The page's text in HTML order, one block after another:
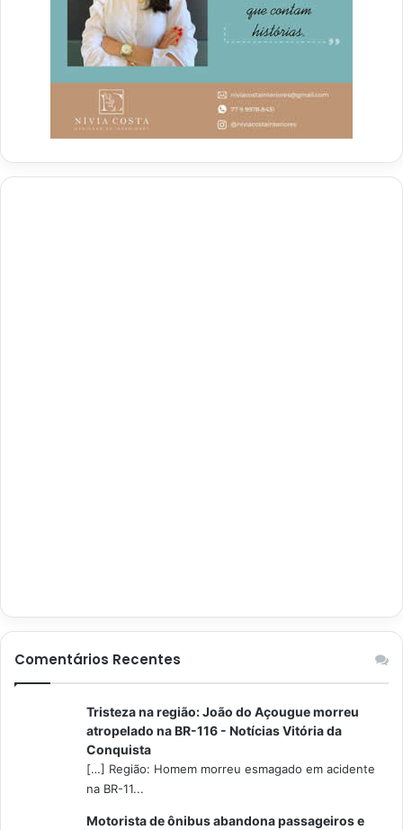
Comentários Recentes
Tristeza na região: João do Açougue morreu
atropelado na BR-116 - Notícias Vitória da
Conquista
[…] Região: Homem morreu esmagado em acidente
na BR-11...
Motorista de ônibus abandona passageiros e